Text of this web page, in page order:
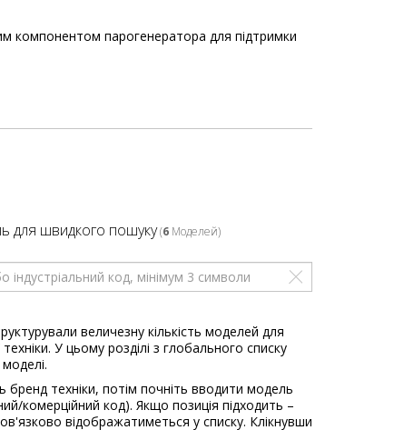
компонентом парогенератора для підтримки
для швидкого пошуку(6Моделей)
величезну кількість моделей для
У цьому розділі з глобального списку
моделі.
бренд техніки, потім почніть вводити модель
комерційний код). Якщо позиція підходить –
відображатиметься у списку. Клікнувши